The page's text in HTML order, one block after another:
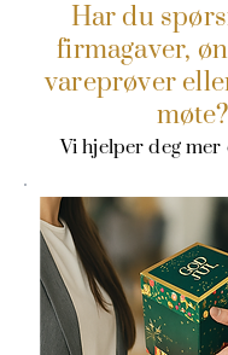
Har du
firmagaver,
vareprøver
møte?
Vi hjelper deg mer